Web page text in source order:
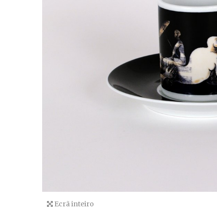
Ecrã inteiro